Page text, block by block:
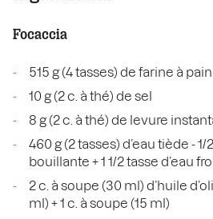
Focaccia
515 g (4 tasses) de farine à pain
10 g (2 c. à thé) de sel
8 g (2 c. à thé) de levure
460 g (2 tasses) d’eau tiède - 1/
bouillante + 1 1/2 tasse d’eau
2 c. à soupe (30 ml) d’huile
ml) + 1 c. à soupe (15 ml)